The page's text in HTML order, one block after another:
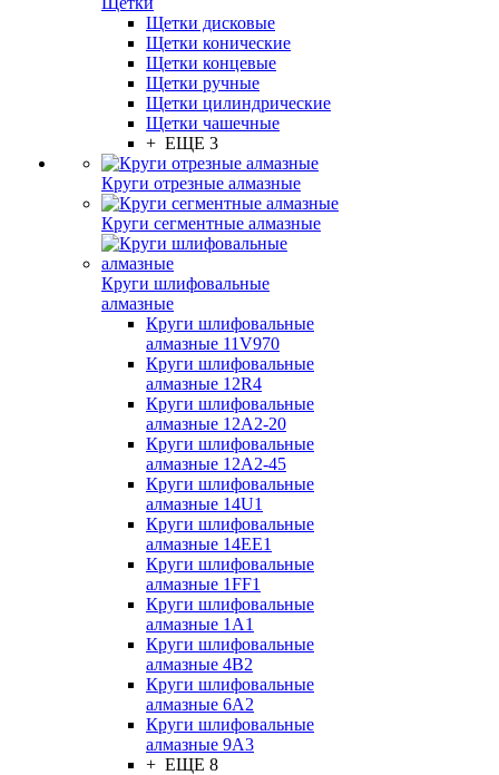
Щетки дисковые
Щетки конические
Щетки концевые
Щетки ручные
Щетки цилиндрические
Щетки чашечные
+ ЕЩЕ 3
Круги отрезные алмазные
Круги сегментные алмазные
Круги шлифовальные
алмазные
Круги шлифовальные
алмазные 11V970
Круги шлифовальные
алмазные 12R4
Круги шлифовальные
алмазные 12А2-20
Круги шлифовальные
алмазные 12А2-45
Круги шлифовальные
алмазные 14U1
Круги шлифовальные
алмазные 14ЕЕ1
Круги шлифовальные
алмазные 1FF1
Круги шлифовальные
алмазные 1А1
Круги шлифовальные
алмазные 4В2
Круги шлифовальные
алмазные 6A2
Круги шлифовальные
алмазные 9А3
+ ЕЩЕ 8